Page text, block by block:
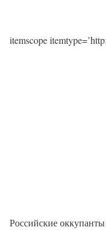
itemscope
Российские